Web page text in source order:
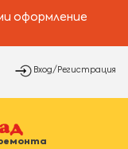
оформление
Вход/Регистрация